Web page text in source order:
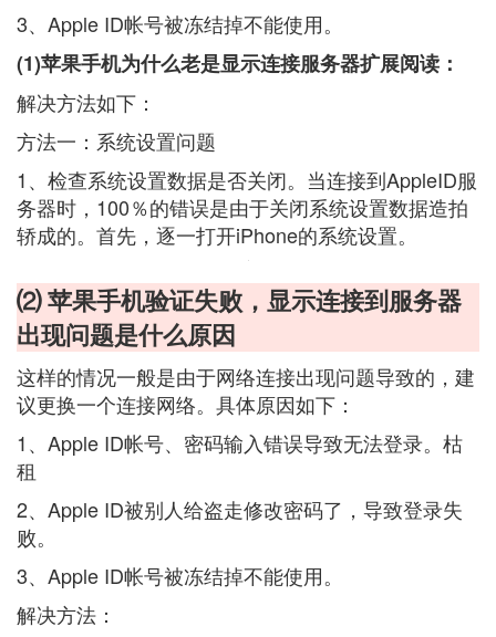
3、Apple ID帐号被冻结掉不能使用。
(1)苹果手机为什么老是显示连接服务器扩展阅读：
解决方法如下：
方法一：系统设置问题
1、检查系统设置数据是否关闭。当连接到AppleID服
务器时，100％的错误是由于关闭系统设置数据造拍
轿成的。首先，逐一打开iPhone的系统设置。
⑵ 苹果手机验证失败，显示连接到服务器
出现问题是什么原因
这样的情况一般是由于网络连接出现问题导致的，建
议更换一个连接网络。具体原因如下：
1、Apple ID帐号、密码输入错误导致无法登录。枯
租
2、Apple ID被别人给盗走修改密码了，导致登录失
败。
3、Apple ID帐号被冻结掉不能使用。
解决方法：